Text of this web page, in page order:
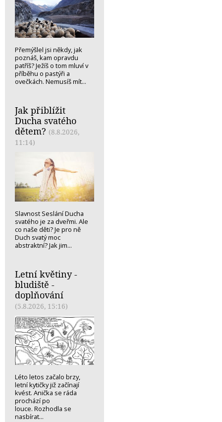
Přemýšlel jsi někdy, jak
poznáš, kam opravdu
patříš? Ježíš o tom mluví v
příběhu o pastýři a
ovečkách. Nemusíš mít...
Jak přiblížit
Ducha svatého
dětem? (8.8.2026,
11:14)
Slavnost Seslání Ducha
svatého je za dveřmi. Ale
co naše děti? Je pro ně
Duch svatý moc
abstraktní? Jak jim...
Letní květiny -
bludiště -
doplňování
(5.8.2026, 15:16)
Léto letos začalo brzy,
letní kytičky již začínají
kvést. Anička se ráda
prochází po
louce. Rozhodla se
nasbírat...